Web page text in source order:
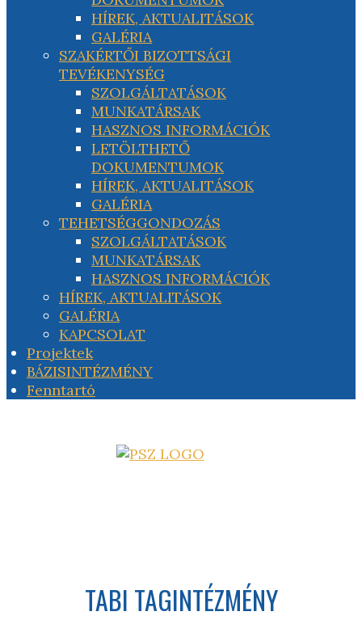
HÍREK, AKTUALITÁSOK
GALÉRIA
SZAKÉRTŐI BIZOTTSÁGI
TEVÉKENYSÉG
SZOLGÁLTATÁSOK
MUNKATÁRSAK
HASZNOS INFORMÁCIÓK
LETÖLTHETŐ
DOKUMENTUMOK
HÍREK, AKTUALITÁSOK
GALÉRIA
TEHETSÉGGONDOZÁS
SZOLGÁLTATÁSOK
MUNKATÁRSAK
HASZNOS INFORMÁCIÓK
HÍREK, AKTUALITÁSOK
GALÉRIA
KAPCSOLAT
Projektek
BÁZISINTÉZMÉNY
Fenntartó
TABI TAGINTÉZMÉNY